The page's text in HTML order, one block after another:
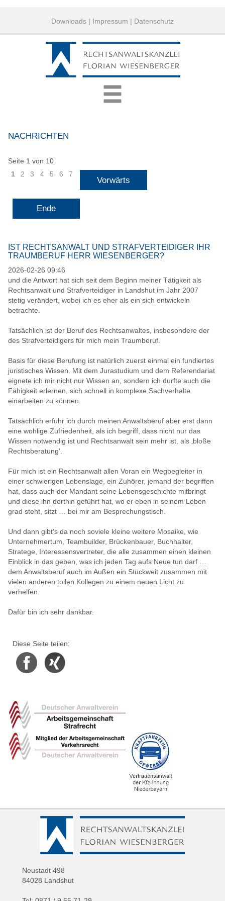
Downloads | Impressum | Datenschutz
NACHRICHTEN
Seite 1 von 10
1
2 3 4 5 6 7
Vorwärts
Ende
IST RECHTSANWALT UND STRAFVERTEIDIGER IHR
TRAUMBERUF HERR WIESENBERGER?
2026-02-26 09:46
und die Antwort hat sich seit dem Beginn meiner Tätigkeit als
Rechtsanwalt und Strafverteidiger in Landshut im Jahr 2007
stetig verändert, wobei ich es eher als ein sich entwickeln
betrachte.
Tatsächlich ist der Beruf des Rechtsanwaltes, insbesondere der
des Strafverteidigers für mich mein Traumberuf.
Basis für diese Berufung ist natürlich zuerst einmal ein fundiertes
juristisches Wissen. Mit dem Jurastudium und dem Referendariat
eignete ich mir nicht nur Wissen an, sondern ich durfte auch die
Fähigkeit erlernen, sich schnell in komplexe Sachverhalte
einarbeiten zu können.
Tatsächlich erfuhr ich durch meinen Anwaltsberuf aber erst dann
eine wohlige Zufriedenheit, als ich begriff, dass nicht nur das
Wissen notwendig ist und Rechtsanwalt sein mehr ist, als ‚bloße
Rechtsberatung‘.
Für mich ist ein Rechtsanwalt allen Voran ein Wegbegleiter in
einer schwierigen Lebenslage, ein Zuhörer, jemand der begriffen
hat, dass auch der Mandant seine Lebensgeschichte mitbringt
und diese ihn dorthin geführt hat, wo er eben in seinem Leben
grad steht, sitzt … bei mir am Besprechungstisch.
Und dann gibt‘s da noch soviele kleine weitere Mosaike, wie
Unternehmertum, Teambuilder, Brückenbauer, Buchhalter,
Stratege, Interessensvertreter, die alle zusammen einen kleinen
Einblick in das geben, was ich jeden Tag aufs Neue tun darf …
dem Anwaltsberuf auch im Außen ein Stückweit zusammen mit
vielen anderen tollen Kollegen zu einem neuen Licht zu
verhelfen.
Dafür bin ich sehr dankbar.
Diese Seite teilen:
Facebook Xing
Neustadt 498
84028 Landshut